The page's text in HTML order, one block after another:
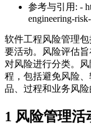
参考与引用: -
engineering-
软件工程风险管理
要活动。风险评估
对风险进行分类。
程，包括避免风险
品、过程和业务风险
1 风险管理活